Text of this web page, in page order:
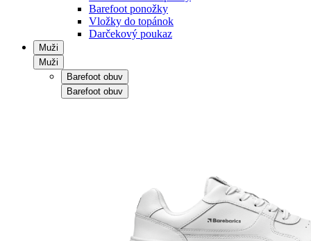
Barefoot ponožky
Vložky do topánok
Darčekový poukaz
Muži
Muži
Barefoot obuv
Barefoot obuv